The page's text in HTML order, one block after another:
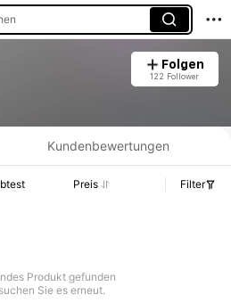
Folgen
122 Follower
Verkaufs- und Lagerbestandsdetails.
Kundenbewertungen
Preis Filter
Produkt gefunden
Sie es erneut.